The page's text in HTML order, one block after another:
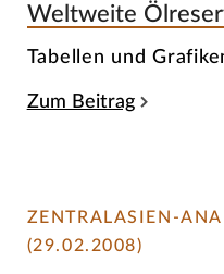
Weltweite
Tabellen und
Zum Beitrag
ZENTRALASIEN-
(29.02.2008)